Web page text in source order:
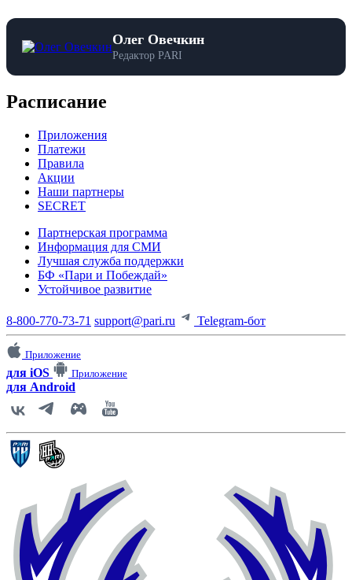
Олег Овечкин
Редактор PARI
Расписание
Приложения
Платежи
Правила
Акции
Наши партнеры
SECRET
Партнерская программа
Информация для СМИ
Лучшая служба поддержки
БФ «Пари и Побеждай»
Устойчивое развитие
8-800-770-73-71 support@pari.ru Telegram-бот
Приложение
для iOS Приложение
для Android